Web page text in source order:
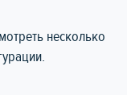
несколько